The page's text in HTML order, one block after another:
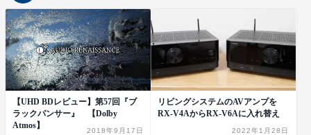
【UHD BDレビュー】第57回『ブ
ラックパンサー』 【Dolby
Atmos】
2018年9月17日
リビングシステムのAVアンプを
RX-V4AからRX-V6Aに入れ替え
2022年1月28日